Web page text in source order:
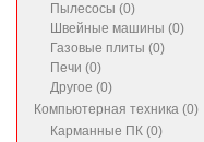
Пылесосы (0)
Швейные машины (0)
Газовые плиты (0)
Печи (0)
Другое (0)
Компьютерная техника (0)
Карманные ПК (0)